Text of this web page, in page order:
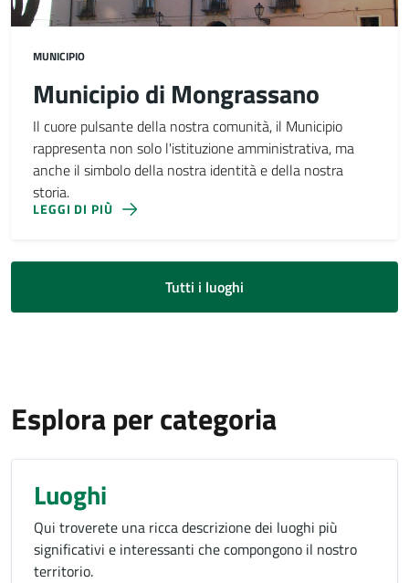
MUNICIPIO
Municipio di Mongrassano
Il cuore pulsante della nostra comunità, il Municipio
rappresenta non solo l'istituzione amministrativa, ma
anche il simbolo della nostra identità e della nostra
storia.
LEGGI DI PIÙ
Tutti i luoghi
Esplora per categoria
Luoghi
Qui troverete una ricca descrizione dei luoghi più
significativi e interessanti che compongono il nostro
territorio.